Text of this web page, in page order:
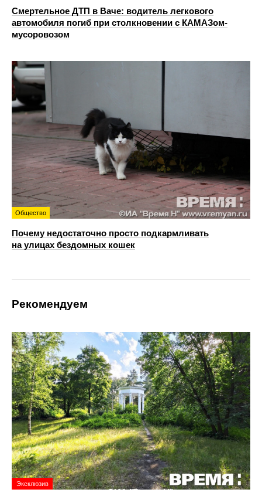
Смертельное ДТП в Ваче: водитель легкового
автомобиля погиб при столкновении с КАМАЗом-
мусоровозом
Общество
Почему недостаточно просто подкармливать
на улицах бездомных кошек
Рекомендуем
Эксклюзив